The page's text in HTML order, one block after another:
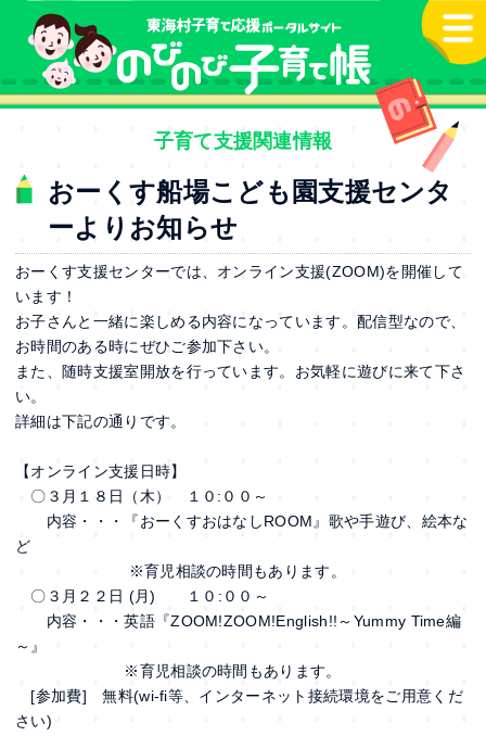
本文へ
子育て支援関連情報
おーくす船場こども園支援センタ
ーよりお知らせ
おーくす支援センターでは、オンライン支援(ZOOM)を開催して
います！
お子さんと一緒に楽しめる内容になっています。配信型なので、
お時間のある時にぜひご参加下さい。
また、随時支援室開放を行っています。お気軽に遊びに来て下さ
い。
詳細は下記の通りです。
【オンライン支援日時】
〇３月１８日（木） １０:００～
内容・・・『おーくすおはなしROOM』歌や手遊び、絵本な
ど
※育児相談の時間もあります。
〇３月２２日 (月) １０:００～
内容・・・英語『ZOOM!ZOOM!English!!～Yummy Time編
～』
※育児相談の時間もあります。
[参加費] 無料(wi-fi等、インターネット接続環境をご用意くだ
さい)